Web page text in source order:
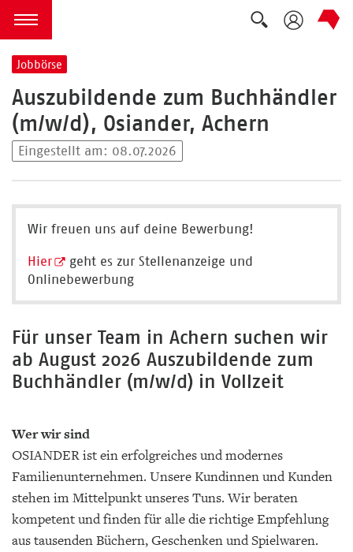
zum Inhalt springen
Menü öffnen
Suche
Jobbörse
Auszubildende zum Buchhändler
(m/w/d), Osiander, Achern
Eingestellt am: 08.07.2026
Wir freuen uns auf deine Bewerbung!
Hier
geht es zur Stellenanzeige und
Onlinebewerbung
Für unser Team in Achern suchen wir
ab August 2026 Auszubildende zum
Buchhändler (m/w/d) in Vollzeit
Wer wir sind
OSIANDER ist ein erfolgreiches und modernes
Familienunternehmen. Unsere Kundinnen und Kunden
stehen im Mittelpunkt unseres Tuns. Wir beraten
kompetent und finden für alle die richtige Empfehlung
aus tausenden Büchern, Geschenken und Spielwaren.